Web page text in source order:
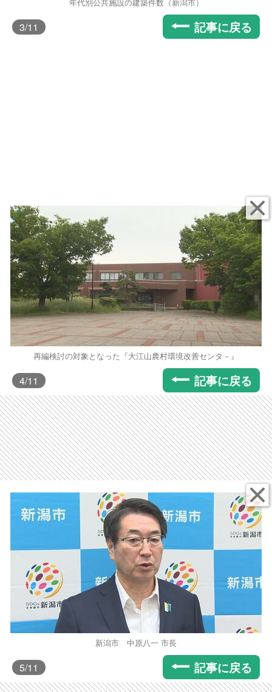
3/11 記事に戻る
再編検討の対象となった『大江山農村環境改善センタ－』
4/11 記事に戻る
新潟市 中原八一 市長
5/11 記事に戻る